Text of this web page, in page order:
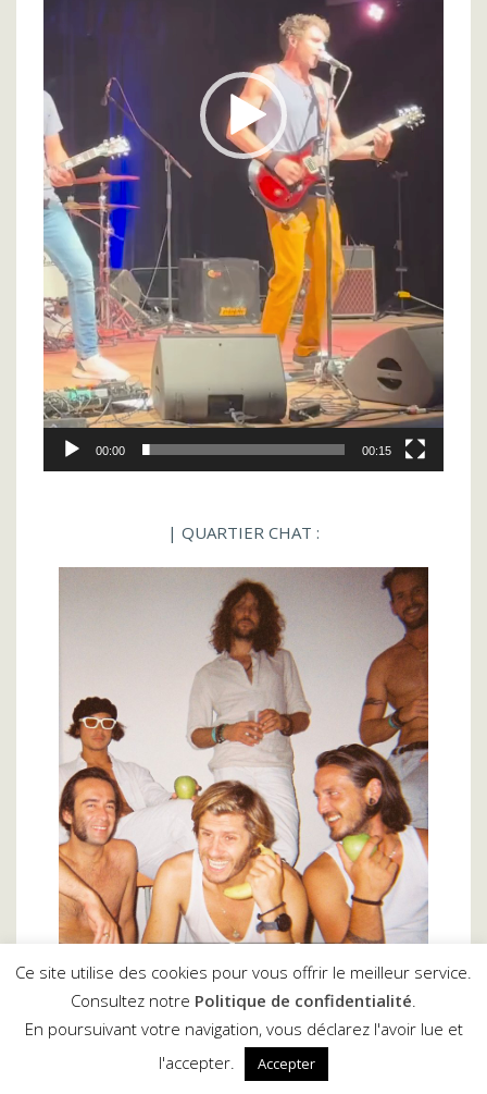
00:00 00:15
| QUARTIER CHAT :
Quartier chat:Un Voyage Musical Eclectique et
Ce site utilise des cookies pour vous offrir le meilleur service.
Consultez notre Politique de confidentialité.
En poursuivant votre navigation, vous déclarez l'avoir lue et
l'accepter.
Accepter